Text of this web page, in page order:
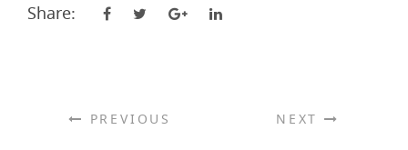
Share:
PREVIOUS NEXT